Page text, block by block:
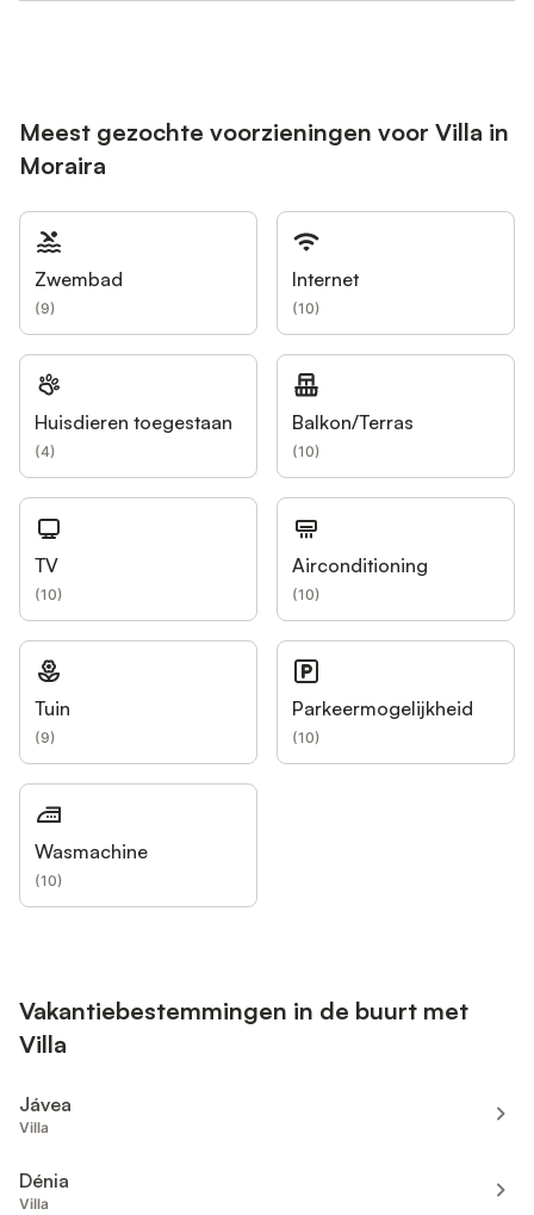
Meest gezochte voorzieningen voor Villa in
Moraira
Zwembad
(9)
Internet
(10)
Huisdieren toegestaan
(4)
Balkon/Terras
(10)
TV
(10)
Airconditioning
(10)
Tuin
(9)
Parkeermogelijkheid
(10)
Wasmachine
(10)
Vakantiebestemmingen in de buurt met
Villa
Jávea
Villa
Dénia
Villa